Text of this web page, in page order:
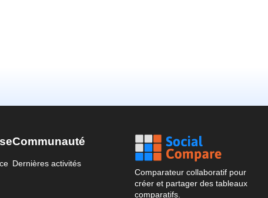
Communauté
Dernières activités
Comparateur collaboratif pour
créer et partager des tableaux
comparatifs.